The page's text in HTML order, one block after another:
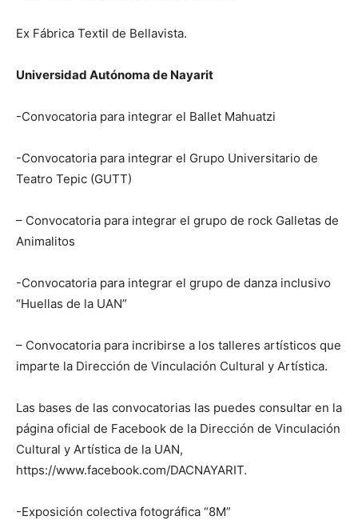
Ex Fábrica Textil de Bellavista.
Universidad Autónoma de Nayarit
-Convocatoria para integrar el Ballet Mahuatzi
-Convocatoria para integrar el Grupo Universitario de
Teatro Tepic (GUTT)
– Convocatoria para integrar el grupo de rock Galletas de
Animalitos
-Convocatoria para integrar el grupo de danza inclusivo
“Huellas de la UAN”
– Convocatoria para incribirse a los talleres artísticos que
imparte la Dirección de Vinculación Cultural y Artística.
Las bases de las convocatorias las puedes consultar en la
página oficial de Facebook de la Dirección de Vinculación
Cultural y Artística de la UAN,
https://www.facebook.com/DACNAYARIT.
-Exposición colectiva fotográfica “8M”